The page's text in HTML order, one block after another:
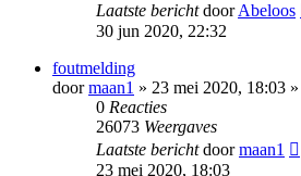
Laatste berichtdoorAbeloos
30 jun 2020, 22:32
foutmelding
doormaan1 » 23 mei 2020, 18:03
0 Reacties
26073 Weergaves
Laatste berichtdoormaan1
23 mei 2020, 18:03